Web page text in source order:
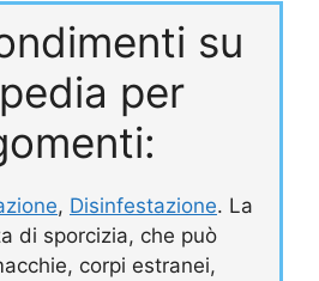
su
per
, Disinfestazione. La
di sporcizia, che può
corpi estranei,